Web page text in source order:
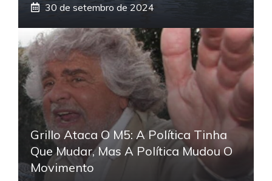
30 de setembro de 2024
Grillo Ataca O M5: A Política Tinha
Que Mudar, Mas A Política Mudou O
Movimento